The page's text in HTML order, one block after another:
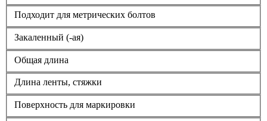
Подходит для метрических болтов
Закаленный (-ая)
Общая длина
Длина ленты, стяжки
Поверхность для маркировки